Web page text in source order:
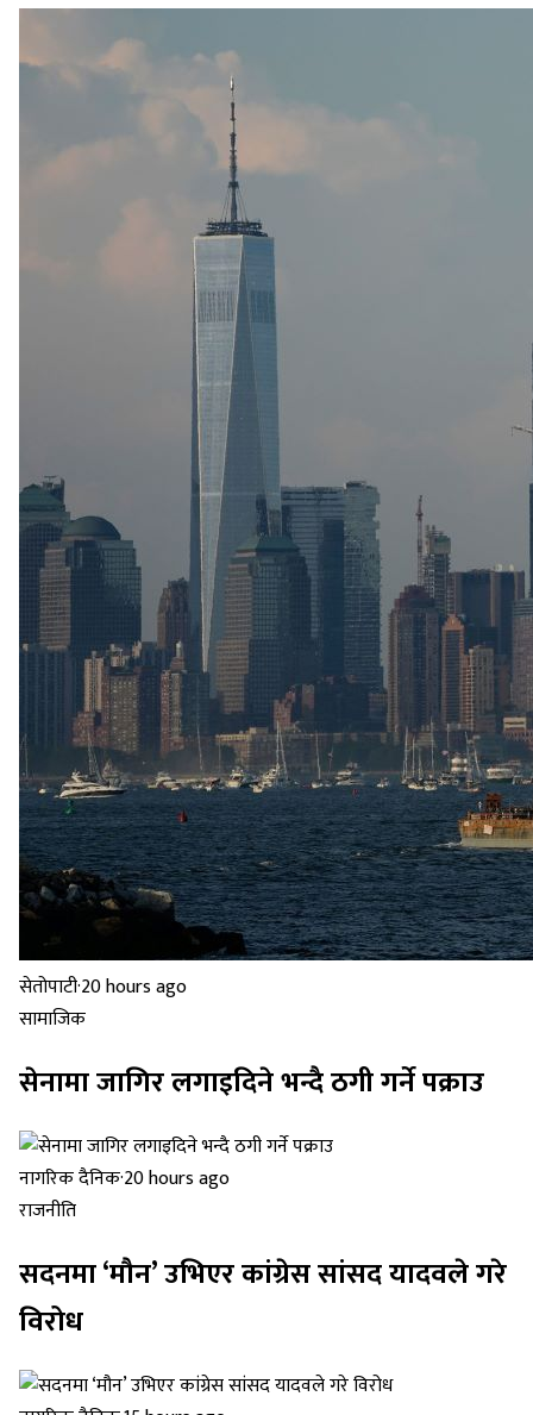
सेतोपाटी·20 hours ago
सामाजिक
सेनामा जागिर लगाइदिने भन्दै ठगी गर्ने पक्राउ
नागरिक दैनिक·20 hours ago
राजनीति
सदनमा ‘मौन’ उभिएर कांग्रेस सांसद यादवले गरे
विरोध